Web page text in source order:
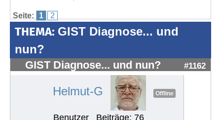
Seite: 1 2
THEMA: GIST Diagnose... und
nun?
GIST Diagnose... und nun? #1162
Helmut-G Offline
Benutzer Beiträge: 76